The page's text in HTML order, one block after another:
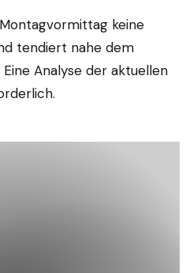
keine
tendiert nahe dem
Analyse der aktuellen